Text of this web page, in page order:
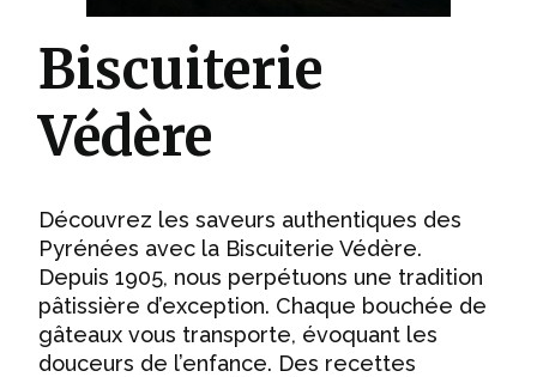
Biscuiterie
Védère
Découvrez les saveurs authentiques des
Pyrénées avec la Biscuiterie Védère.
Depuis 1905, nous perpétuons une tradition
pâtissière d’exception. Chaque bouchée de
gâteaux vous transporte, évoquant les
douceurs de l’enfance. Des recettes